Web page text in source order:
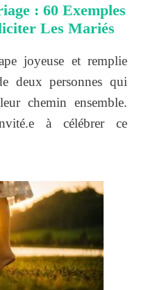
: 60 Exemples
Les Mariés
joyeuse et remplie
deux personnes qui
chemin ensemble.
à célébrer ce